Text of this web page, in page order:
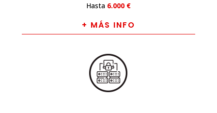
Hasta 6.000 €
+ MÁS INFO